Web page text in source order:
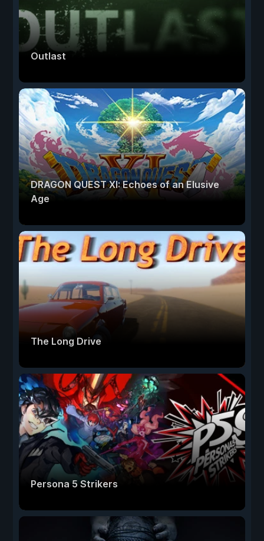
Outlast
DRAGON QUEST XI: Echoes of an Elusive
Age
The Long Drive
Persona 5 Strikers